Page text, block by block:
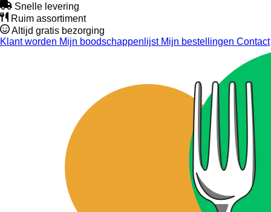
Snelle levering
Ruim assortiment
Altijd gratis bezorging
Klant worden Mijn boodschappenlijstMijn bestellingen Contact